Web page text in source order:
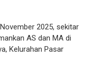
2025, sekitar
AS dan MA di
Kelurahan Pasar